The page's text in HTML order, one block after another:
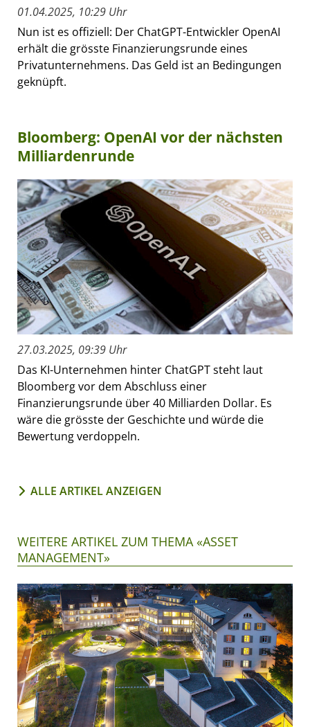
01.04.2025, 10:29 Uhr
Nun ist es offiziell: Der ChatGPT-Entwickler OpenAI
erhält die grösste Finanzierungsrunde eines
Privatunternehmens. Das Geld ist an Bedingungen
geknüpft.
Bloomberg: OpenAI vor der nächsten
Milliardenrunde
27.03.2025, 09:39 Uhr
Das KI-Unternehmen hinter ChatGPT steht laut
Bloomberg vor dem Abschluss einer
Finanzierungsrunde über 40 Milliarden Dollar. Es
wäre die grösste der Geschichte und würde die
Bewertung verdoppeln.
ALLE ARTIKEL ANZEIGEN
WEITERE ARTIKEL ZUM THEMA «ASSET
MANAGEMENT»